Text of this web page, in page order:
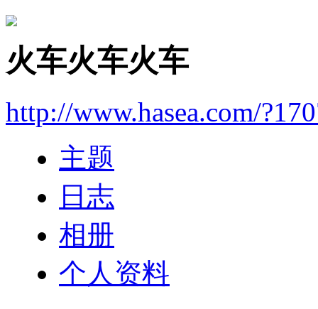
火车火车火车
http://www.hasea.com/
主题
日志
相册
个人资料